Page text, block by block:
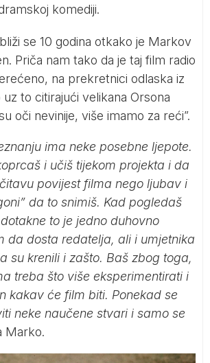
komediji.
se 10 godina otkako je Markov
Priča nam tako da je taj film radio
na prekretnici odlaska iz
to citirajući velikana Orsona
oči nevinije, više imamo za reći”.
ima neke posebne ljepote.
i učiš tijekom projekta i da
povijest filma nego ljubav i
da to snimiš. Kad pogledaš
to je jedno duhovno
da dosta redatelja, ali i umjetnika
su krenili i zašto. Baš zbog toga,
treba što više eksperimentirati i
kakav će film biti. Ponekad se
neke naučene stvari i samo se
Marko.